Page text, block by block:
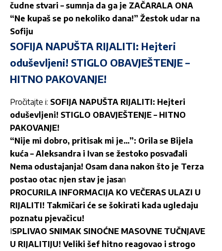
čudne stvari – sumnja da ga je ZAČARALA ONA
“Ne kupaš se po nekoliko dana!” Žestok udar na
Sofiju
SOFIJA NAPUŠTA RIJALITI: Hejteri
oduševljeni! STIGLO OBAVJEŠTENJE –
HITNO PAKOVANJE!
Pročitajte i: SOFIJA NAPUŠTA RIJALITI: Hejteri
oduševljeni! STIGLO OBAVJEŠTENJE – HITNO
PAKOVANJE!
“Nije mi dobro, pritisak mi je…”: Orila se Bijela
kuća – Aleksandra i Ivan se žestoko posvađali
Nema odustajanja! Osam dana nakon što je Terza
postao otac njen stav je jasan
PROCURILA INFORMACIJA KO VEČERAS ULAZI U
RIJALITI! Takmičari će se šokirati kada ugledaju
poznatu pjevačicu!
ISPLIVAO SNIMAK SINOĆNE MASOVNE TUČNJAVE
U RIJALITIJU! Veliki šef hitno reagovao i strogo